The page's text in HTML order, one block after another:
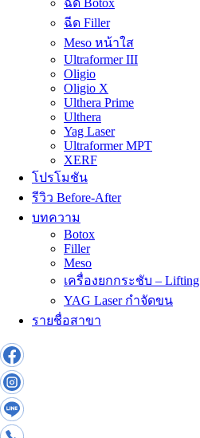
ฉีด Botox
ฉีด Filler
Meso หน้าใส
Ultraformer III
Oligio
Oligio X
Ulthera Prime
Ulthera
Yag Laser
Ultraformer MPT
XERF
โปรโมชัน
รีวิว Before-After
บทความ
Botox
Filler
Meso
เครื่องยกกระชับ – Lifting
YAG Laser กำจัดขน
รายชื่อสาขา